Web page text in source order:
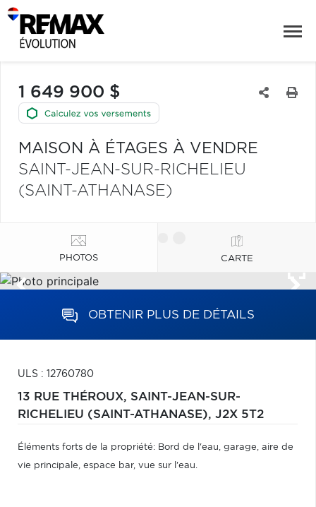
1 649 900 $
MAISON À ÉTAGES À VENDRE
SAINT-JEAN-SUR-RICHELIEU
(SAINT-ATHANASE)
PHOTOS CARTE
OBTENIR PLUS DE DÉTAILS
ULS : 12760780
13 RUE THÉROUX, SAINT-JEAN-SUR-
RICHELIEU (SAINT-ATHANASE), J2X 5T2
Éléments forts de la propriété: Bord de l'eau, garage, aire de
vie principale, espace bar, vue sur l'eau.